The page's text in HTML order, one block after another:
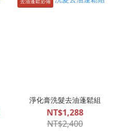
淨化膏洗髮去油蓬鬆組
NT$1,288
NT$2,400